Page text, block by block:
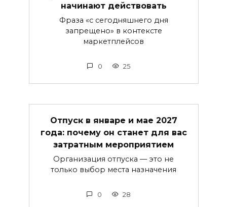
начинают действовать
Фраза «с сегодняшнего дня
запрещено» в контексте
маркетплейсов
0 25
Отпуск в январе и мае 2027
года: почему он станет для вас
затратным мероприятием
Организация отпуска — это не
только выбор места назначения
0 28